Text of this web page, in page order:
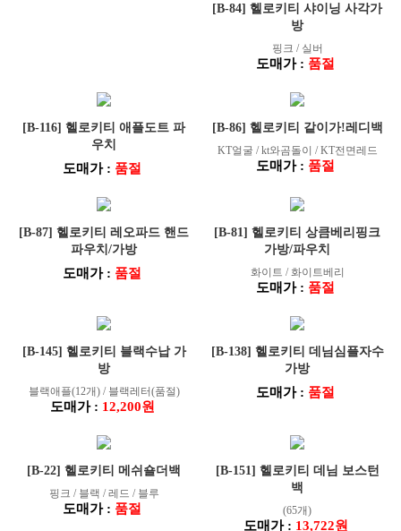
[B-84] 헬로키티 샤이닝 사각가
방
핑크 / 실버
도매가 : 품절
[B-116] 헬로키티 애플도트 파
우치
도매가 : 품절
[B-86] 헬로키티 같이가!레디백
KT얼굴 / kt와곰돌이 / KT전면레드
도매가 : 품절
[B-87] 헬로키티 레오파드 핸드
파우치/가방
도매가 : 품절
[B-81] 헬로키티 상큼베리핑크
가방/파우치
화이트 / 화이트베리
도매가 : 품절
[B-145] 헬로키티 블랙수납 가
방
블랙애플(12개) / 블랙레터(품절)
도매가 : 12,200원
[B-138] 헬로키티 데님심플자수
가방
도매가 : 품절
[B-22] 헬로키티 메쉬숄더백
핑크 / 블랙 / 레드 / 블루
도매가 : 품절
[B-151] 헬로키티 데님 보스턴
백
(65개)
도매가 : 13,722원